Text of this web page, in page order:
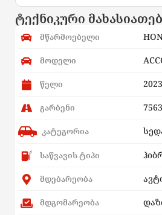
ტექნიკური
მწარმოებელი
მოდელი
წელი 2023
გარბენი
კატეგორია
საწვავის ტიპი
მდებარეობა
მდგომარეობა